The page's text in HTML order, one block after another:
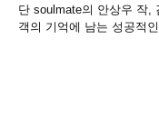
단 soulmate의 안상우 작
객의 기억에 남는 성공적